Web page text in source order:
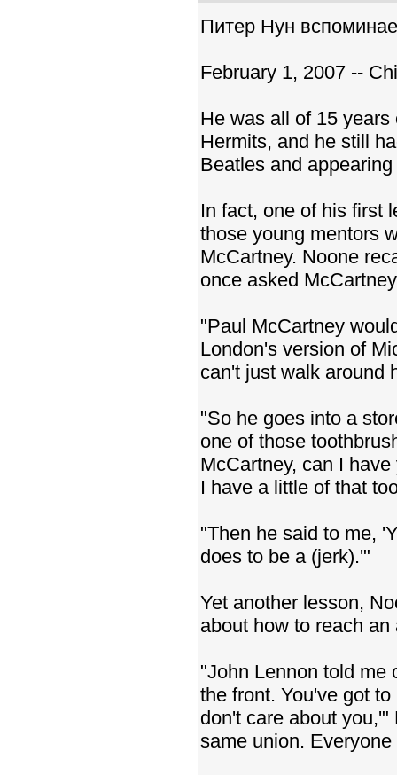
Питер Нун
February 1, 2007 --
He was all of 15
Hermits, and he still
Beatles and
In fact, one of his first
those young mentors
McCartney. Noone
once asked
"Paul McCartney
London's version of
can't just walk around
"So he goes into a
one of those
McCartney, can I
I have a little of that
"Then he said to me,
does to be a (jerk).'"
Yet another lesson,
about how to reach an
"John Lennon told me
the front. You've got
don't care about
same union.